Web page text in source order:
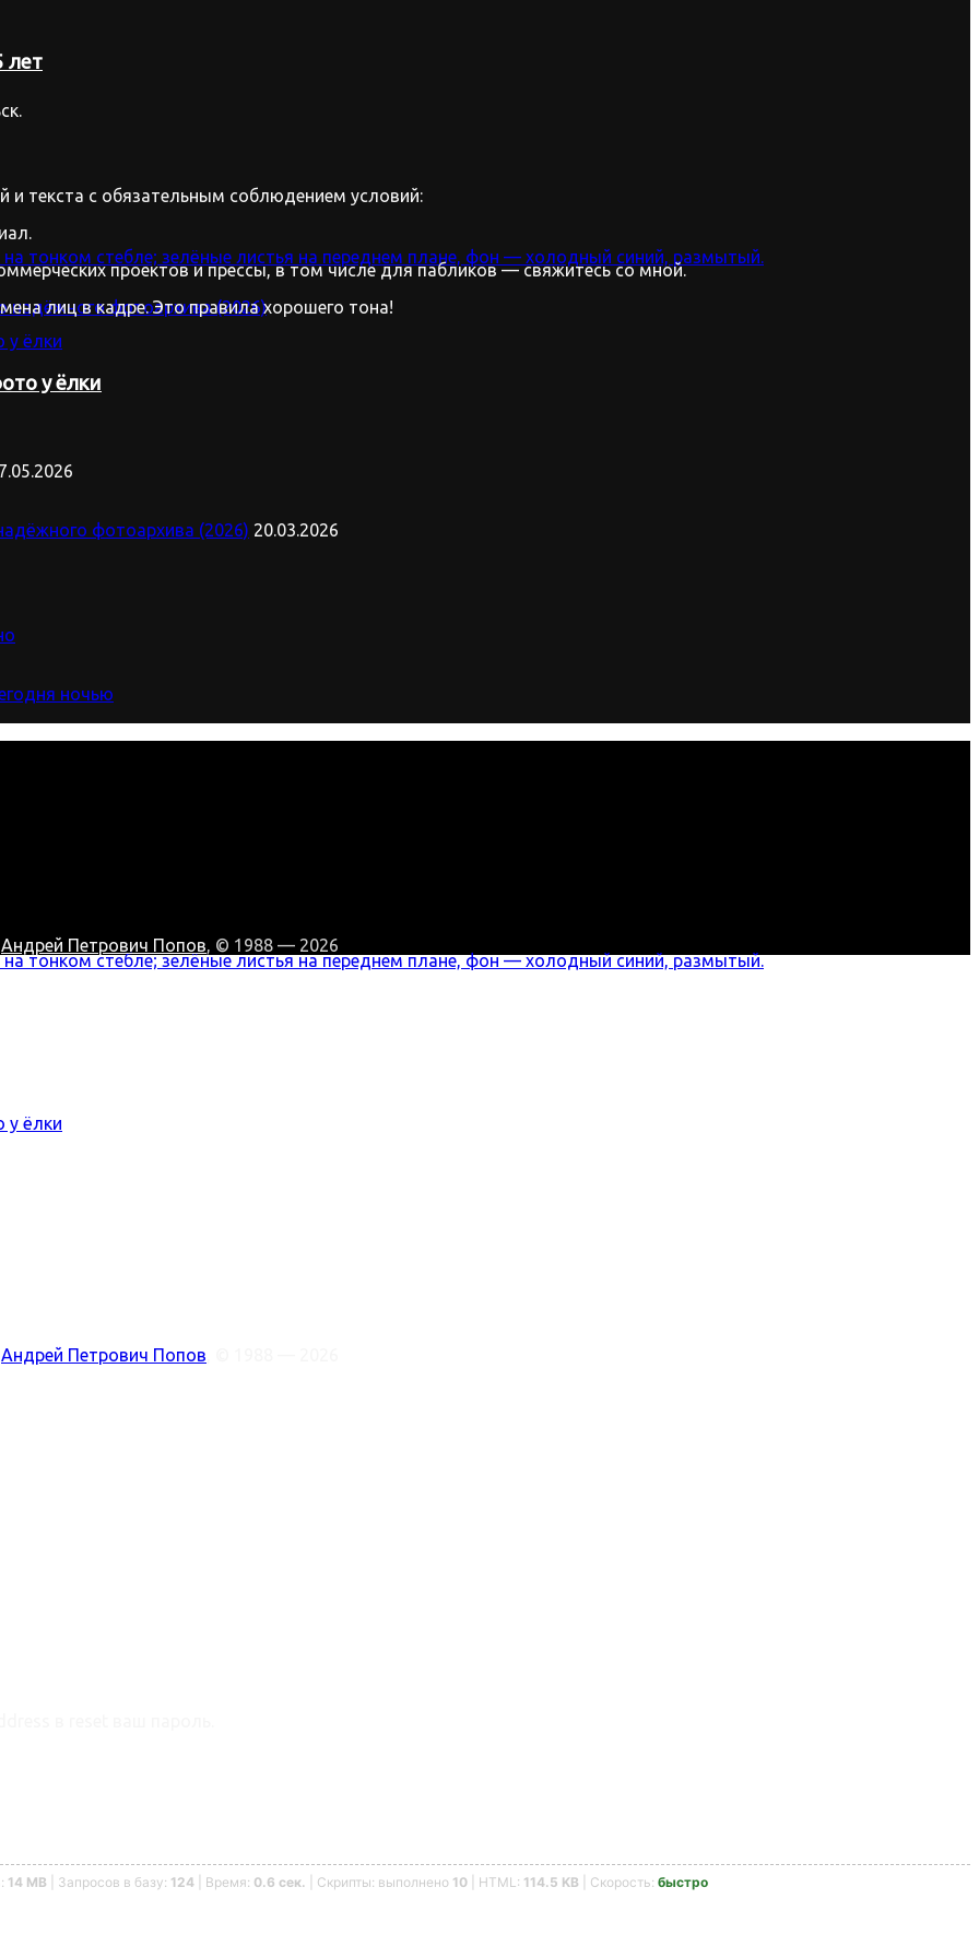
у ёлки
лет
у ёлки
и текста с обязательным соблюдением условий:
проектов и прессы, в том числе для пабликов — свяжитесь со мной.
лиц в кадре. Это правила хорошего тона!
фотоархива (2026) 20.03.2026
ночью
Андрей Петрович Попов, © 1988 — 2026
Андрей Петрович Попов
в reset ваш пароль.
14 MB | Запросов в базу: 124 | Время: 0.6 сек. | Скрипты: выполнено 10 | HTML: 114.5 KB | Скорость: быстро